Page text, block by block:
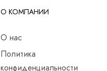
О КОМПАНИИ
О нас
Политика
конфиденциальности